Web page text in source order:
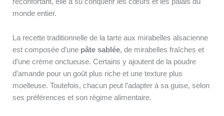
monde entier.
La recette traditionnelle de la tarte aux mirabelles alsacienne
est composée d’une pâte sablée, de mirabelles fraîches et
d’une crème onctueuse. Certains y ajoutent de la poudre
d’amande pour un goût plus riche et une texture plus
moelleuse. Toutefois, chacun peut l’adapter à sa guise, selon
ses préférences et son régime alimentaire.